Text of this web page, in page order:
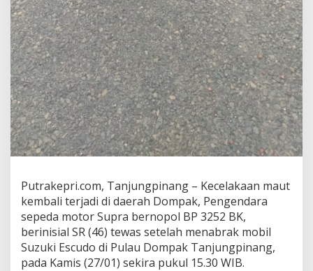
Putrakepri.com, Tanjungpinang – Kecelakaan maut
kembali terjadi di daerah Dompak, Pengendara
sepeda motor Supra bernopol BP 3252 BK,
berinisial SR (46) tewas setelah menabrak mobil
Suzuki Escudo di Pulau Dompak Tanjungpinang,
pada Kamis (27/01) sekira pukul 15.30 WIB.